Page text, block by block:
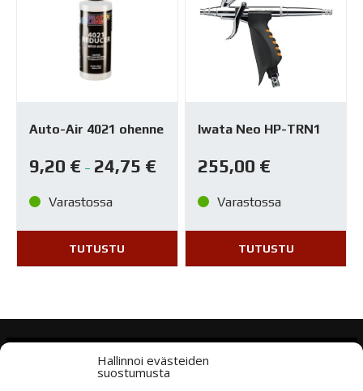
Hallinnoi evästeiden
suostumusta
Auto-Air 4021 ohenne
9,20 € – 24,75 €
Varastossa
TUTUSTU
Iwata Neo HP-TRN1
255,00 €
Varastossa
TUTUSTU
Tuotteiden saatavuus
Laaja varastotuotevalikoima